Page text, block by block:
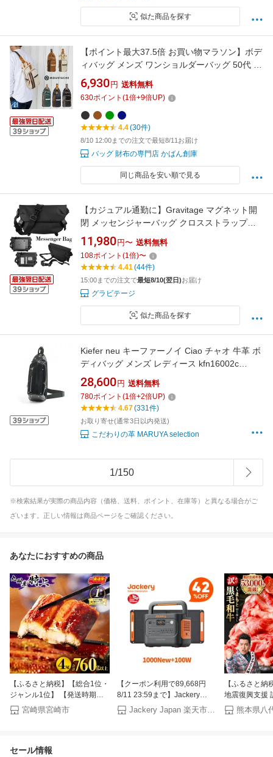
似た商品を探す
【ポイント最大37.5倍 お買い物マラソン】ボデ
ィバッグ メンズ ワンショルダーバッグ 50代 60
代 moustache ムスタッシュ バッグ 40代 カバ
ン かばん おすすめ オシャレ 斜めがけ ワンショ
ルダー ボディーバッグ 合皮 YVQ-5985 父の日
ギフト
6,930 円 送料無料
630ポイント (1倍+9倍UP)
4.4(30件)
8/10 12:00までの注文で最短8/11お届け
バッグ 財布の専門店 かばん創庫
同じ商品を安い順で見る
【カジュアル通勤に】Gravitage マグネット開
閉 メッセンジャーバッグ クロスストラップで
自転車快適 YKK ジッパー ボディバッグ チェス
トバッグ ショルダーバッグ 大容量 メンズ レデ
ィース スタイリッシュ 斜めがけ 防水素材 多機
能 ポケット 旅行 カバン
11,980 円〜 送料無料
108ポイント (1倍)〜
4.41(44件)
15:00までの注文で最短8/10(翌日)お届け
グラビテージ
似た商品を探す
Kiefer neu キーファーノイ Ciao チャオ 牛革 ボ
ディバッグ メンズ レディース kfn16002c
kfn1611c ムラ染め イタリアンレザー本革 革 レ
ザー 軽い ブランド おしゃれ 20代 30代 40代
50代 60代 70代
28,600 円 送料無料
780ポイント (1倍+2倍UP)
4.67(331件)
お取り寄せ(通常3日以内発送)
こだわりの革 MARUYA selection
1/150
※検索結果が実際の商品内容（価格、送料、ポイント、在庫等）と異なる場合がご
ざいます。正しい情報は商品ページをご確認ください。
あなたにおすすめの商品
【ふるさと納税】【総合1位・
ジャンル1位】 【発送時期が
選べる】九州産うなぎ蒲焼4尾
計760g以上 国産 うなぎ 蒲焼
箱入り お祝い ランキング 冬
宮崎県宮崎市
【クーポン利用で89,668円
8/11 23:59まで】Jackery
Solar Generator 1000 New
1070Wh 100W ポータブル電
Jackery Japan 楽天市場店
【ふるさと納
地震復興支援
牛肉 切り落と
ク 冷凍 600g
熊本県八
セール情報